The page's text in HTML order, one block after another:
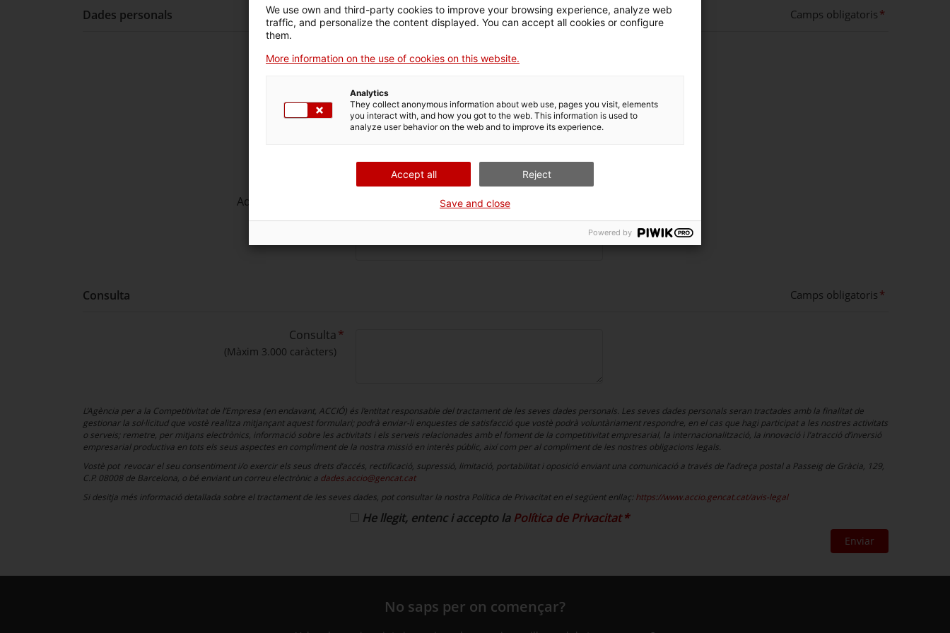
Dades personals Camps obligatoris
Nom
Adreça electrònica
Consulta Camps obligatoris
Consulta
(Màxim 3.000 caràcters)
L’Agència per a la Competitivitat de l’Empresa (en endavant, ACCIÓ) és l’entitat responsable del tractament de les seves dades personals. Les seves dades personals seran tractades amb la finalitat de
gestionar la sol·licitud que vostè realitza mitjançant aquest formulari; podrà enviar-li enquestes de satisfacció que vostè podrà voluntàriament respondre, en el cas que hagi participat a les nostres activitats
o serveis; remetre, per mitjans electrònics, informació sobre les activitats i els serveis relacionades amb el foment de la competitivitat empresarial, la internacionalització, la innovació i l’atracció d’inversió
empresarial productiva en tots els seus aspectes en compliment de la nostra missió en interès públic, així com per al compliment de les nostres obligacions legals.
Vostè pot revocar el seu consentiment i/o exercir els seus drets d’accés, rectificació, supressió, limitació, portabilitat i oposició enviant una comunicació a través de l’adreça postal a Passeig de Gràcia, 129,
C.P. 08008 de Barcelona, o bé enviant un correu electrònic a dades.accio@gencat.cat
Si desitja més informació detallada sobre el tractament de les seves dades, pot consultar la nostra Política de Privacitat en el següent enllaç: https://www.accio.gencat.cat/avis-legal
He llegit, entenc i accepto la Política de Privacitat
Enviar
No saps per on començar?
We use own and third-party cookies to improve your browsing experience, analyze web
traffic, and personalize the content displayed. You can accept all cookies or configure
them.
More information on the use of cookies on this website.
Analytics
They collect anonymous information about web use, pages you visit, elements
you interact with, and how you got to the web. This information is used to
analyze user behavior on the web and to improve its experience.
Accept all Reject
Save and close
Powered by